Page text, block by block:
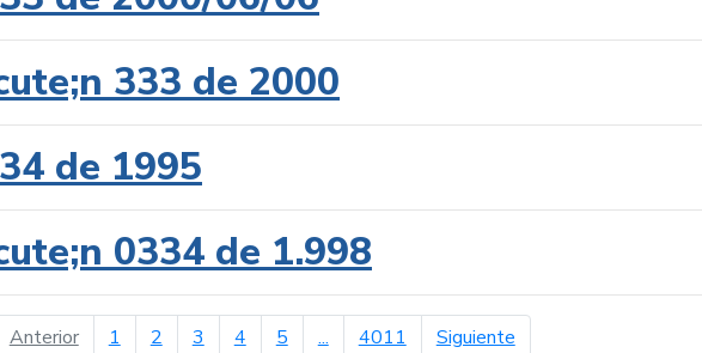
333 de 2000
de 1995
0334 de 1.998
Anteriorpágina anterior
1 2 3 4 5 ... 4011 Siguientepágina siguiente